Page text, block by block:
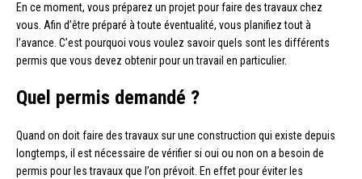
En ce moment, vous préparez un projet pour faire des travaux chez
vous. Afin d’être préparé à toute éventualité, vous planifiez tout à
l’avance. C’est pourquoi vous voulez savoir quels sont les différents
permis que vous devez obtenir pour un travail en particulier.
Quel permis demandé ?
Quand on doit faire des travaux sur une construction qui existe depuis
longtemps, il est nécessaire de vérifier si oui ou non on a besoin de
permis pour les travaux que l’on prévoit. En effet pour éviter les